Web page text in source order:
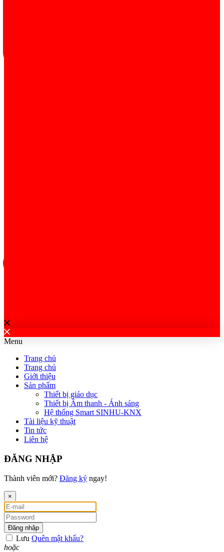
Menu
Trang chủ
Trang chủ
Giới thiệu
Sản phẩm
Thiết bị giáo dục
Thiết bị Âm thanh - Ánh sáng
Hệ thống Smart SINHU-KNX
Tài liệu kỹ thuật
Tin tức
Liên hệ
ĐĂNG NHẬP
Thành viên mới? Đăng ký ngay!
×
Đăng nhập
Lưu Quên mật khẩu?
hoặc